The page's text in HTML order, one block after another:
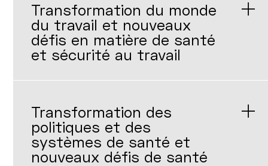
Transformation du monde
du travail et nouveaux
défis en matière de santé
et sécurité au travail
Transformation des
politiques et des
systèmes de santé et
nouveaux défis de santé